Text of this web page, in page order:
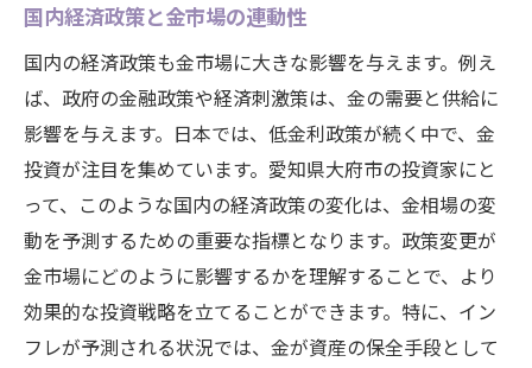
国内経済政策と金市場の連動性
国内の経済政策も金市場に大きな影響を与えます。例え
ば、政府の金融政策や経済刺激策は、金の需要と供給に
影響を与えます。日本では、低金利政策が続く中で、金
投資が注目を集めています。愛知県大府市の投資家にと
って、このような国内の経済政策の変化は、金相場の変
動を予測するための重要な指標となります。政策変更が
金市場にどのように影響するかを理解することで、より
効果的な投資戦略を立てることができます。特に、イン
フレが予測される状況では、金が資産の保全手段として